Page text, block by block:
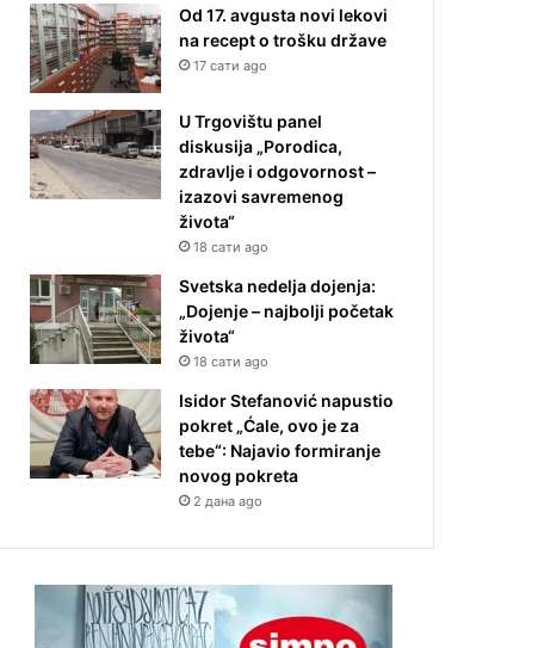
Od 17. avgusta novi lekovi
na recept o trošku države
17 сати ago
U Trgovištu panel
diskusija „Porodica,
zdravlje i odgovornost –
izazovi savremenog
života“
18 сати ago
Svetska nedelja dojenja:
„Dojenje – najbolji početak
života“
18 сати ago
Isidor Stefanović napustio
pokret „Ćale, ovo je za
tebe“: Najavio formiranje
novog pokreta
2 дана ago